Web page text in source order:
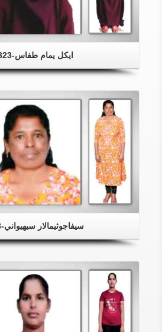
ايكل يمام طفاس-E1323
سيفاجوثيمالار سيهيواني-S1028